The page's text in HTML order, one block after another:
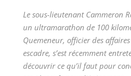
Le sous-lieutenant Cammeron
un ultramarathon de 100
Quemeneur, officier des
escadre, s’est récemment
découvrir ce qu’il faut pour